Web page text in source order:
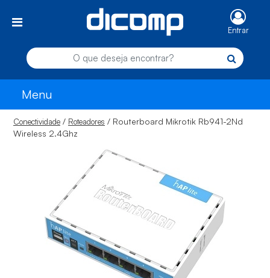
Entrar
Menu
Conectividade / Roteadores / Routerboard Mikrotik Rb941-2Nd
Wireless 2.4Ghz